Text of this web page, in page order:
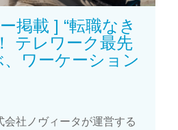
掲載 ] “転職なき
テレワーク最先
ワーケーション
会社ノヴィータが運営する